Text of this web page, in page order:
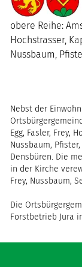
obere Reihe:
Hochstrasser,
Nussbaum,
Nebst der
Egg, Fasler, Frey,
Nussbaum,
Densbüren. Die
in der Kirche
Frey, Nussbaum,
Die
Forstbetrieb Jura